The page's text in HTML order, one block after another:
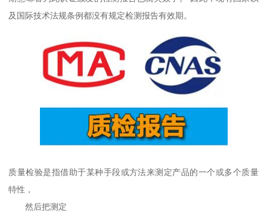
及国际技术法规条例都没有规定检测报告有效期。
质量检验是指借助于某种手段或方法来测定产品的一个或多个质量
特性，
然后把测定